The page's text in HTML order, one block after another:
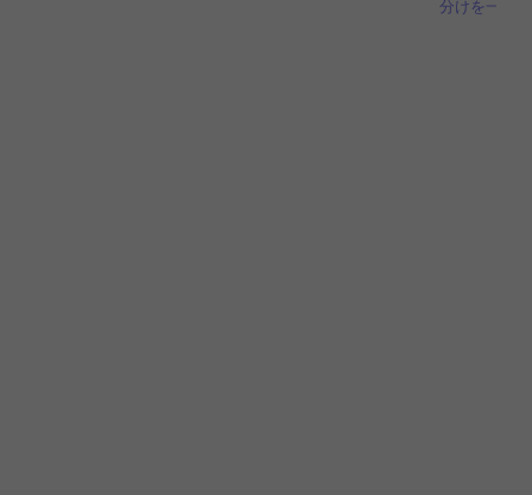
分けを一挙